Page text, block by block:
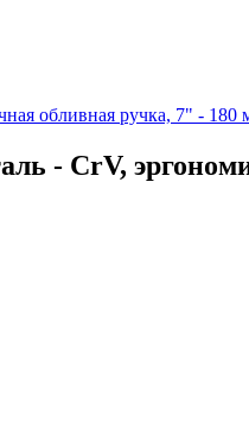
обливная ручка, 7" - 180
- CrV,